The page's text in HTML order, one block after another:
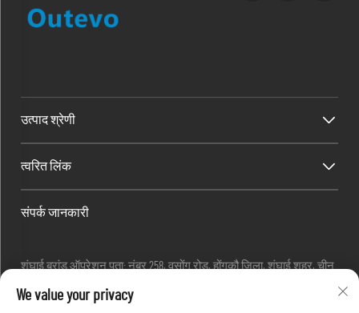
उत्पाद श्रेणी
त्वरित लिंक
संपर्क जानकारी
शंघाई ब्रांड ऑपरेशन पता: नंबर 258, वुसोंग रोड, होंगकौ जिला, शंघाई शहर, चीन
ईमेलः
[email protected]
We value your privacy